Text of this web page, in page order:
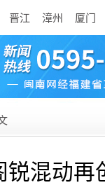
晋江 漳州 厦门
混动再